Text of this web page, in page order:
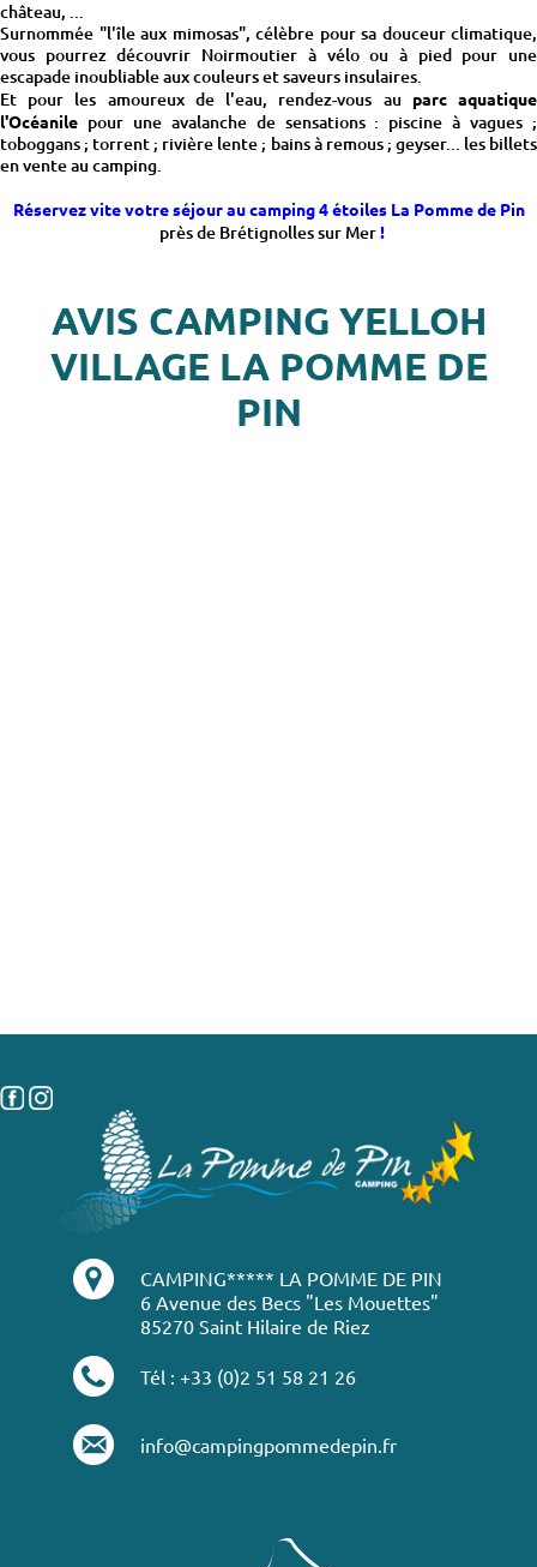
château, ...
Surnommée "l'île aux mimosas", célèbre pour sa douceur climatique,
vous pourrez découvrir Noirmoutier à vélo ou à pied pour une
escapade inoubliable aux couleurs et saveurs insulaires.
Et pour les amoureux de l'eau, rendez-vous au parc aquatique
l'Océanile pour une avalanche de sensations : piscine à vagues ;
toboggans ; torrent ; rivière lente ; bains à remous ; geyser... les billets
en vente au camping.
Réservez vite votre séjour au camping 4 étoiles La Pomme de Pin
près de Brétignolles sur Mer!
AVIS CAMPING YELLOH
VILLAGE LA POMME DE
PIN
CAMPING***** LA POMME DE PIN
6 Avenue des Becs "Les Mouettes"
85270 Saint Hilaire de Riez
Tél : +33 (0)2 51 58 21 26
info@campingpommedepin.fr